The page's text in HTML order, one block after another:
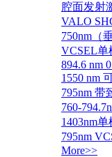
腔面发射
VALO
750nm（
VCSEL单
894.6 nm
1550 nm
795nm 带
760-
1403nm
795nm
More>>